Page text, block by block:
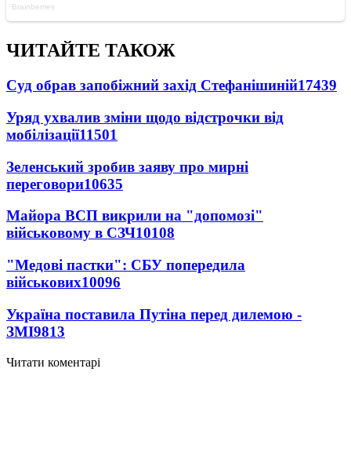
ЧИТАЙТЕ ТАКОЖ
Суд обрав запобіжний захід Стефанішиній17439
Уряд ухвалив зміни щодо відстрочки від
мобілізації11501
Зеленський зробив заяву про мирні
переговори10635
Майора ВСП викрили на "допомозі"
військовому в СЗЧ10108
"Медові пастки": СБУ попередила
військових10096
Україна поставила Путіна перед дилемою -
ЗМІ9813
Читати коментарі